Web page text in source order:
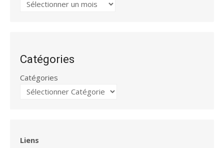
Catégories
Catégories
Liens